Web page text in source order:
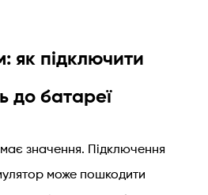
як підключити
до батареї
значення. Підключення
може пошкодити